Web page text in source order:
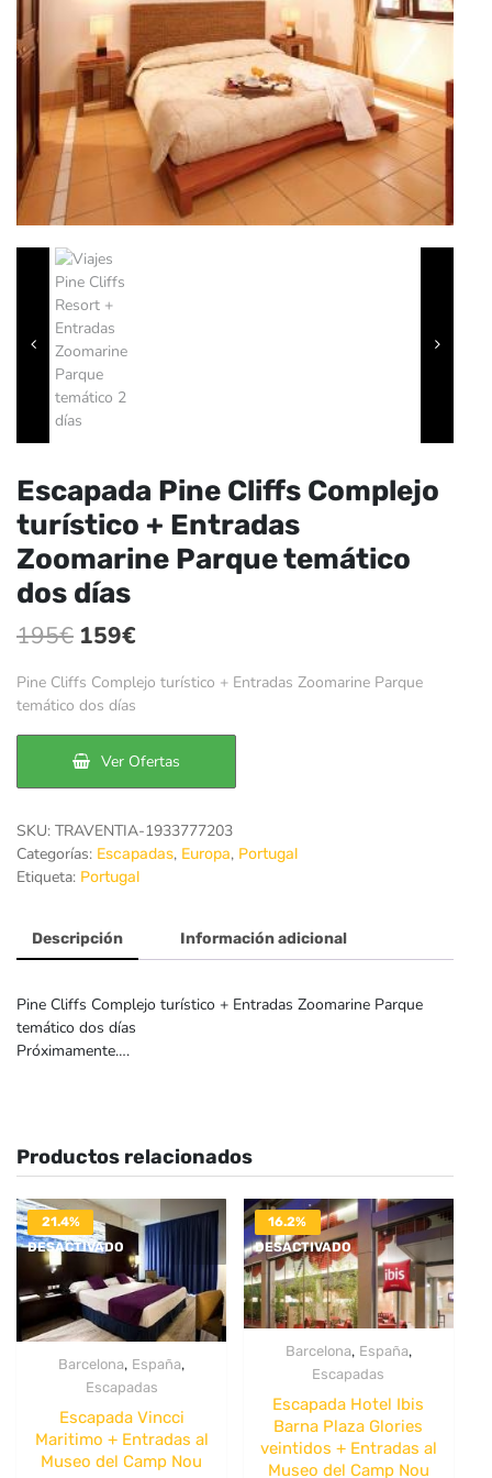
Escapada Pine Cliffs Complejo
turístico + Entradas
Zoomarine Parque temático
dos días
195€ El
precio
original
era:
195€.
159€
precio
es:
159€.
Pine Cliffs Complejo turístico + Entradas Zoomarine Parque
temático dos días
Ver Ofertas
SKU: TRAVENTIA-1933777203
Categorías: Escapadas, Europa, Portugal
Etiqueta: Portugal
Descripción Información adicional
Pine Cliffs Complejo turístico + Entradas Zoomarine Parque
temático dos días
Próximamente….
Productos relacionados
21.4%
DESACTIVADO
Barcelona, España,
Escapadas
Escapada Vincci
Maritimo + Entradas al
Museo del Camp Nou
16.2%
DESACTIVADO
Barcelona, España,
Escapadas
Escapada Hotel Ibis
Barna Plaza Glories
veintidos + Entradas al
Museo del Camp Nou